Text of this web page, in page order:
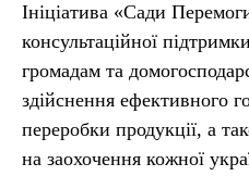
Ініціатива «Сади
консультаційної
громадам та
здійснення ефективного
переробки продукції, а
на заохочення кожної